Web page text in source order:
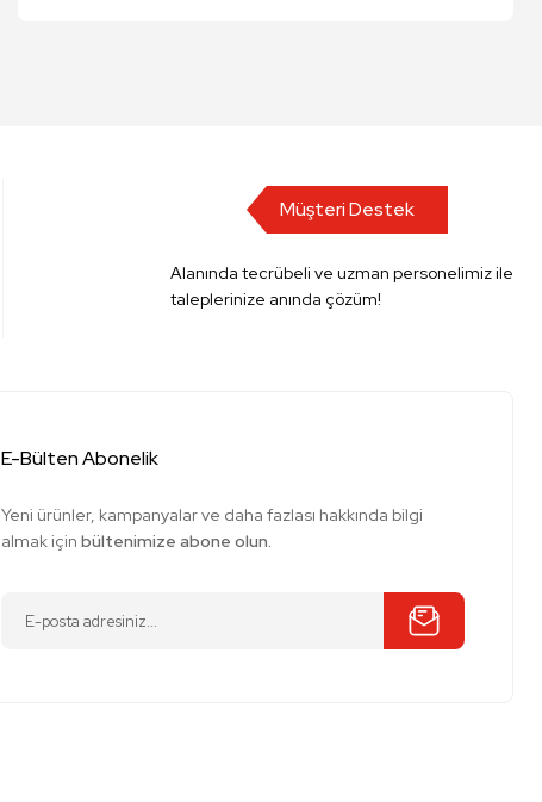
Müşteri Destek
Alanında tecrübeli ve uzman personelimiz ile
taleplerinize anında çözüm!
E-Bülten Abonelik
Yeni ürünler, kampanyalar ve daha fazlası hakkında bilgi
almak içinbültenimize abone olun.